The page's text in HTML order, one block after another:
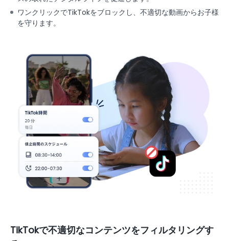
ワンクリックでTikTokをブロックし、不適切な動画からお子様
を守ります。
TikTokで不適切なコンテンツをフィルタリングす